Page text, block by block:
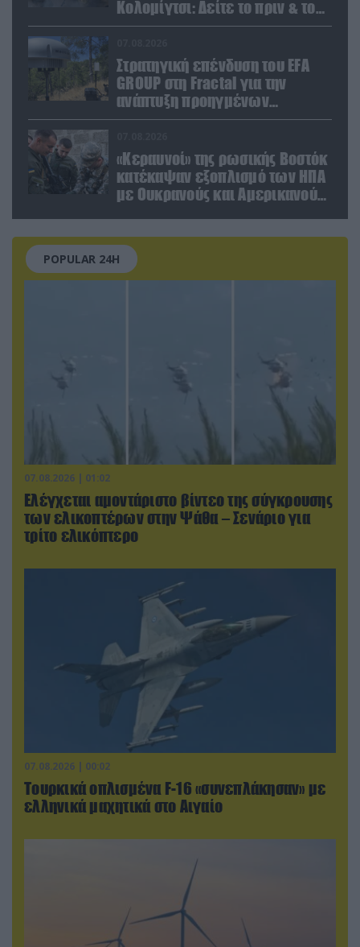
Κολομίγτσι: Δείτε το πριν & το
μετά της προσπάθειάς τους
Στρατηγική επένδυση του EFA
GROUP στη Fractal για την
ανάπτυξη προηγμένων
αμυντικών τεχνολογιών σε
«Κεραυνοί» της ρωσικής Βοστόκ
κατέκαψαν εξοπλισμό των ΗΠΑ
με Ουκρανούς και Αμερικανούς
POPULAR 24H
07.08.2026 | 01:02
Ελέγχεται αμοντάριστο βίντεο της σύγκρουσης
των ελικοπτέρων στην Ψάθα – Σενάριο για
τρίτο ελικόπτερο
07.08.2026 | 00:02
Τουρκικά οπλισμένα F-16 «συνεπλάκησαν» με
ελληνικά μαχητικά στο Αιγαίο